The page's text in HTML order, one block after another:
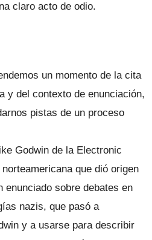
claro acto de odio.
un momento de la cita
y del contexto de enunciación,
pistas de un proceso
Godwin de la Electronic
que dió origen
enunciado sobre debates en
nazis, que pasó a
y a usarse para describir